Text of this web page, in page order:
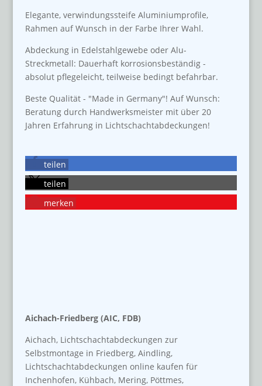
Elegante, verwindungssteife Aluminiumprofile,
Rahmen auf Wunsch in der Farbe Ihrer Wahl.
Abdeckung in Edelstahlgewebe oder Alu-
Streckmetall: Dauerhaft korrosionsbeständig -
absolut pflegeleicht, teilweise bedingt befahrbar.
Beste Qualität - "Made in Germany"! Auf Wunsch:
Beratung durch Handwerksmeister mit über 20
Jahren Erfahrung in Lichtschachtabdeckungen!
teilen
teilen
merken
Aichach-Friedberg (AIC, FDB)
Aichach, Lichtschachtabdeckungen zur
Selbstmontage in Friedberg, Aindling,
Lichtschachtabdeckungen online kaufen für
Inchenhofen, Kühbach, Mering, Pöttmes,